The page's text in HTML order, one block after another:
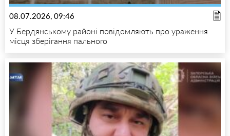
08.07.2026, 09:46
У Бердянському районі повідомляють про ураження
місця зберігання пального